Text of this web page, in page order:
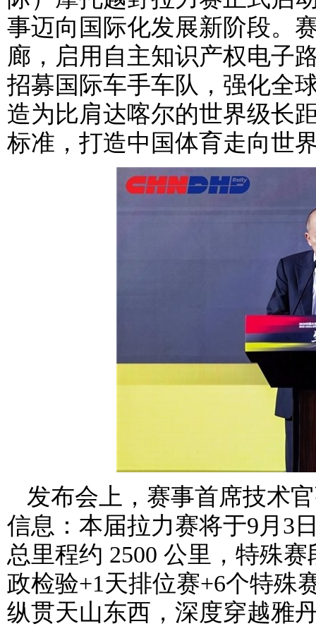
事迈向国际化发展新阶段。
廊，启用自主知识产权电子
招募国际车手车队，强化全
造为比肩达喀尔的世界级长
标准，打造中国体育走向世
发布会上，赛事首席技术
信息：本届拉力赛将于9月3
总里程约 2500 公里，特殊
政检验+1天排位赛+6个特殊
纵贯天山东西，深度穿越雅